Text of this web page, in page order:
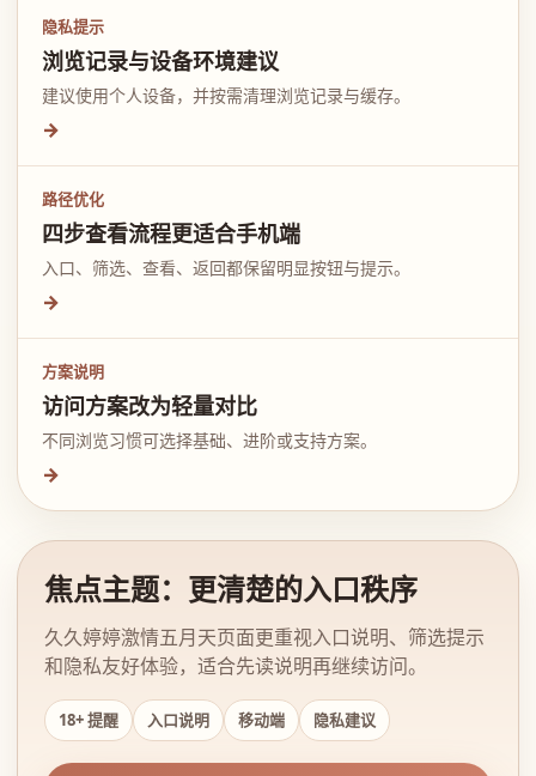
隐私提示
浏览记录与设备环境建议
建议使用个人设备，并按需清理浏览记录与缓存。
→
路径优化
四步查看流程更适合手机端
入口、筛选、查看、返回都保留明显按钮与提示。
→
方案说明
访问方案改为轻量对比
不同浏览习惯可选择基础、进阶或支持方案。
→
焦点主题：更清楚的入口秩序
久久婷婷激情五月天页面更重视入口说明、筛选提示
和隐私友好体验，适合先读说明再继续访问。
18+ 提醒 入口说明 移动端 隐私建议